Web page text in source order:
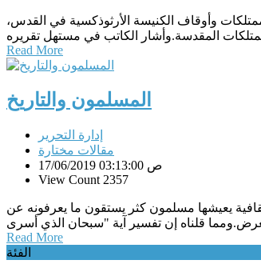
وأوقاف الكنيسة الأرثوذكسية في القدس،
Read More
المسلمون والتاريخ
إدارة التحرير
مقالات مختارة
17/06/2019 03:13:00 ص
View Count 2357
يعيشها مسلمون كثر يستقون ما يعرفونه عن
Read More
الفئة